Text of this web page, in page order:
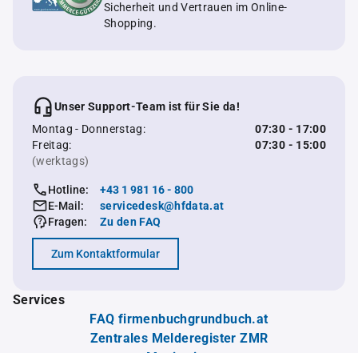
Sicherheit und Vertrauen im Online-
Shopping.
Unser Support-Team ist für Sie da!
Montag - Donnerstag:
07:30 - 17:00
Freitag:
07:30 - 15:00
(werktags)
Hotline:
+43 1 981 16 - 800
E-Mail:
servicedesk@hfdata.at
Fragen:
Zu den FAQ
Zum Kontaktformular
Services
FAQ firmenbuchgrundbuch.at
Zentrales Melderegister ZMR